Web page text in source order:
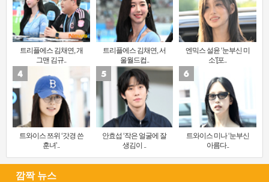
트리플에스 김채연, 개
그맨 김규..
트리플에스 김채연, 서
울월드컵..
엔믹스 설윤 ‘눈부신 미
소’[포..
트와이스 쯔위 ‘갓경 쓴
훈녀’..
안효섭 ‘작은 얼굴에 잘
생김이 ..
트와이스 미나 ‘눈부신
아름다..
깜짝 뉴스